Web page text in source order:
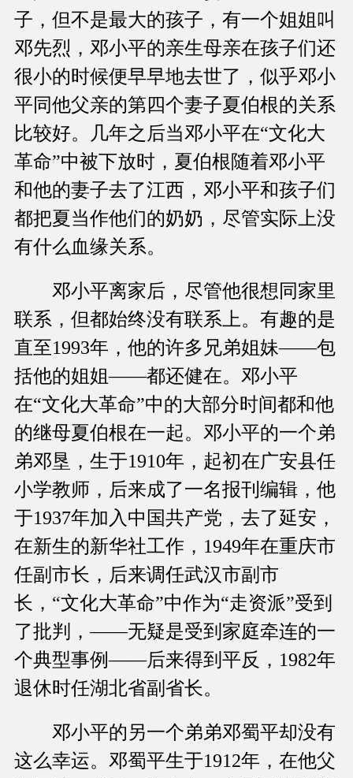
子，但不是最大的孩子，有一个姐姐叫
邓先烈，邓小平的亲生母亲在孩子们还
很小的时候便早早地去世了，似乎邓小
平同他父亲的第四个妻子夏伯根的关系
比较好。几年之后当邓小平在“文化大
革命”中被下放时，夏伯根随着邓小平
和他的妻子去了江西，邓小平和孩子们
都把夏当作他们的奶奶，尽管实际上没
有什么血缘关系。
邓小平离家后，尽管他很想同家里
联系，但都始终没有联系上。有趣的是
直至1993年，他的许多兄弟姐妹——包
括他的姐姐——都还健在。邓小平
在“文化大革命”中的大部分时间都和他
的继母夏伯根在一起。邓小平的一个弟
弟邓垦，生于1910年，起初在广安县任
小学教师，后来成了一名报刊编辑，他
于1937年加入中国共产党，去了延安，
在新生的新华社工作，1949年在重庆市
任副市长，后来调任武汉市副市
长，“文化大革命”中作为“走资派”受到
了批判，——无疑是受到家庭牵连的一
个典型事例——后来得到平反，1982年
退休时任湖北省副省长。
邓小平的另一个弟弟邓蜀平却没有
这么幸运。邓蜀平生于1912年，在他父